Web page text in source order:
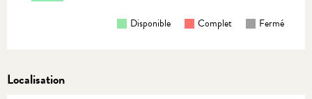
Disponible Complet Fermé
Localisation